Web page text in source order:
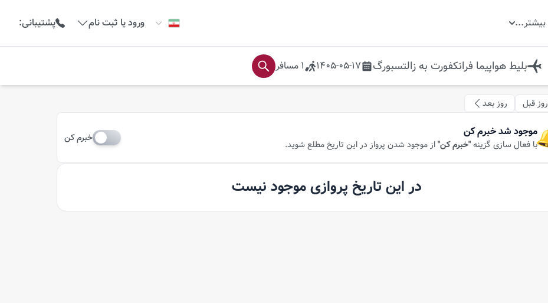
بیشتر... ورود یا ثبت نام پشتیبانی:
بلیط هواپیما فرانکفورت به زالتسبورگ 1405-05-17
1 مسافر
روز قبل روز بعد
موجود شد خبرم کن
با فعال سازی گزینه"خبرم کن"از موجود شدن پرواز در این تاریخ مطلع شوید.
خبرم کن
در این تاریخ پروازی موجود نیست